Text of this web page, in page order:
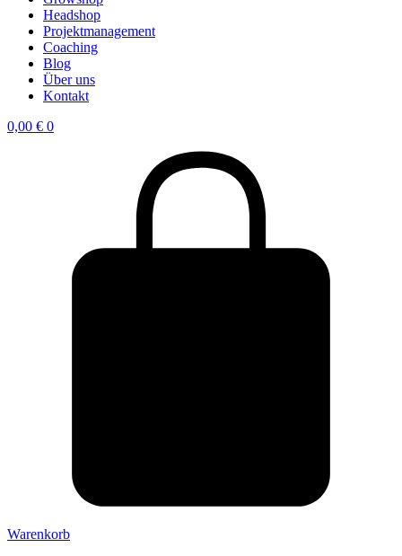
Headshop
Projektmanagement
Coaching
Blog
Über uns
Kontakt
0,00 € 0
Warenkorb